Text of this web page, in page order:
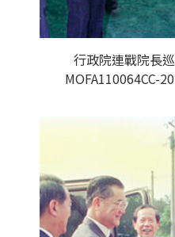
行政院連戰院長
MOFA110064CC-